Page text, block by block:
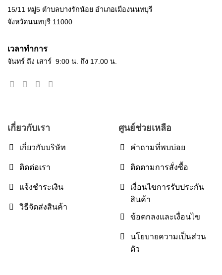
15/11 หมู่5 ตำบลบางรักน้อย อำเภอเมืองนนทบุรี
จังหวัดนนทบุรี 11000
เวลาทำการ
จันทร์ ถึง เสาร์ 9:00 น. ถึง 17.00 น.
เกี่ยวกับเรา
เกี่ยวกับบริษัท
ติดต่อเรา
แจ้งชำระเงิน
วิธีจัดส่งสินค้า
ศูนย์ช่วยเหลือ
คำถามที่พบบ่อย
ติดตามการสั่งซื้อ
เงื่อนไขการรับประกัน
สินค้า
ข้อตกลงและเงื่อนไข
นโยบายความเป็นส่วน
ตัว